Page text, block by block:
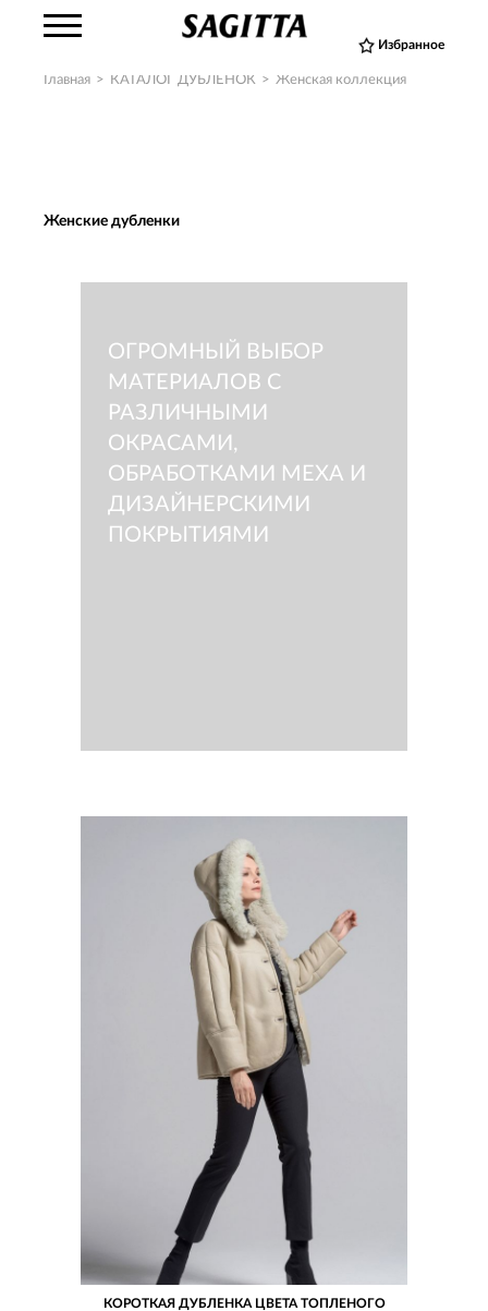
Избранное
Главная > КАТАЛОГ ДУБЛЕНОК > Женская коллекция
Женские дубленки
КОРОТКАЯ ДУБЛЕНКА ЦВЕТА ТОПЛЕНОГО
ОГРОМНЫЙ ВЫБОР
МАТЕРИАЛОВ С
РАЗЛИЧНЫМИ
ОКРАСАМИ,
ОБРАБОТКАМИ МЕХА И
ДИЗАЙНЕРСКИМИ
ПОКРЫТИЯМИ